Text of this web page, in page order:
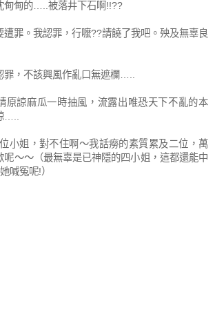
甸甸的…..被落井下石啊!!??
遭罪。我認罪，行嚒??請饒了我吧。殃及無辜良
罪，不該興風作亂口無遮欄…..
原諒麻瓜一時抽風，流露出唯恐天下不亂的本
…..
小姐，對不住啊～我話癆的素質累及二位，萬
呢～～（最無辜是已神隱的四小姐，這都還能中
喊冤呢!）